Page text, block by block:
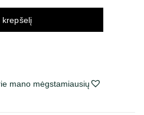
krepšelį
mano mėgstamiausių